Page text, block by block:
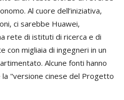
Al cuore dell’iniziativa,
ci sarebbe Huawei,
rete di istituti di ricerca e di
con migliaia di ingegneri in un
Alcune fonti hanno
"versione cinese del Progetto